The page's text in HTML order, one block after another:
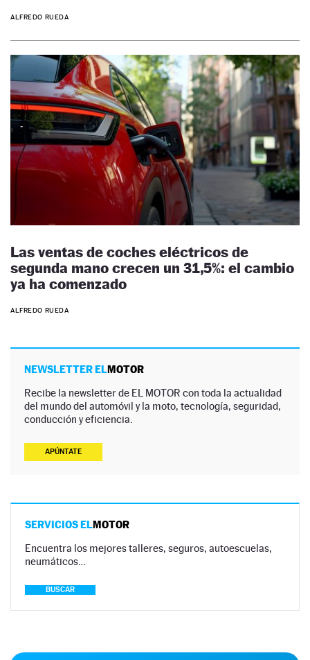
ALFREDO RUEDA
Las ventas de coches eléctricos de
segunda mano crecen un 31,5%: el cambio
ya ha comenzado
ALFREDO RUEDA
NEWSLETTER ELMOTOR
Recibe la newsletter de EL MOTOR con toda la actualidad
del mundo del automóvil y la moto, tecnología, seguridad,
conducción y eficiencia.
APÚNTATE
SERVICIOS ELMOTOR
Encuentra los mejores talleres, seguros, autoescuelas,
neumáticos…
BUSCAR